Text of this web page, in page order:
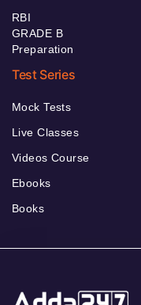
RBI
GRADE B
Preparation
Test Series
Mock Tests
Live Classes
Videos Course
Ebooks
Books